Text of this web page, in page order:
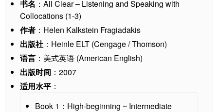
书名 ：All Clear – Listening and Speaking with
Collocations (1-3)
作者 ：Helen Kalkstein Fragiadakis
出版社 ：Heinle ELT (Cengage / Thomson)
语言 ：美式英语 (American English)
出版时间 ：2007
适用水平 ：
Book 1：High-beginning ~ Intermediate